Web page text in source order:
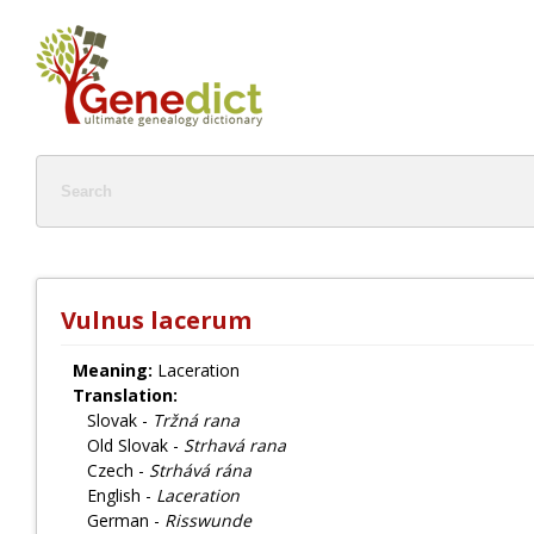
Vulnus lacerum
Meaning: Laceration
Translation:
Slovak - Tržná rana
Old Slovak - Strhavá rana
Czech - Strhává rána
English - Laceration
German - Risswunde